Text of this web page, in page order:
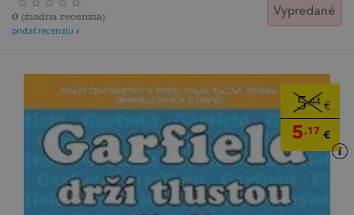
Vypredané
0 (žiadna recenzia)
pridať recenziu »
5,44 €
5,17 €